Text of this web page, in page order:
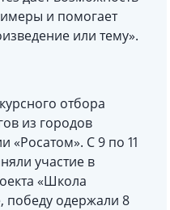
и помогает
или тему».
отбора
из городов
«Росатом». С 9 по 11
участие в
«Школа
победу одержали 8